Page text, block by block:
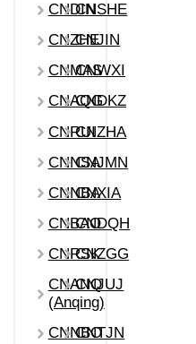
CNDINCNSHE
CNZHE
CNJIN
CNMAS
CNWXI
CNAQG
CNDKZ
CNRUICNZHA
CNNSACNJMN
CNNBA
CNXIA
CNBAOCNDQH
CNRSKCNZGG
CNANQ
(Anqing)
CNJUJ
CNNBO
CNTJN